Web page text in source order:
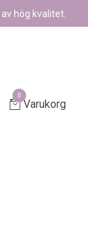
hög kvalitet.
0
Varukorg